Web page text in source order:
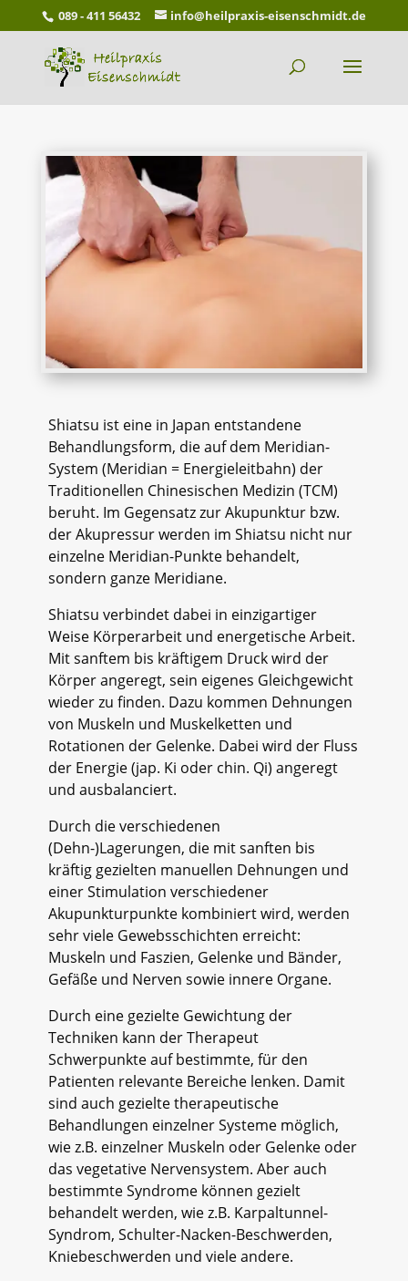
089 - 411 56432 info@heilpraxis-eisenschmidt.de
Shiatsu ist eine in Japan entstandene
Behandlungsform, die auf dem Meridian-
System (Meridian = Energieleitbahn) der
Traditionellen Chinesischen Medizin (TCM)
beruht. Im Gegensatz zur Akupunktur bzw.
der Akupressur werden im Shiatsu nicht nur
einzelne Meridian-Punkte behandelt,
sondern ganze Meridiane.
Shiatsu verbindet dabei in einzigartiger
Weise Körperarbeit und energetische Arbeit.
Mit sanftem bis kräftigem Druck wird der
Körper angeregt, sein eigenes Gleichgewicht
wieder zu finden. Dazu kommen Dehnungen
von Muskeln und Muskelketten und
Rotationen der Gelenke. Dabei wird der Fluss
der Energie (jap. Ki oder chin. Qi) angeregt
und ausbalanciert.
Durch die verschiedenen
(Dehn-)Lagerungen, die mit sanften bis
kräftig gezielten manuellen Dehnungen und
einer Stimulation verschiedener
Akupunkturpunkte kombiniert wird, werden
sehr viele Gewebsschichten erreicht:
Muskeln und Faszien, Gelenke und Bänder,
Gefäße und Nerven sowie innere Organe.
Durch eine gezielte Gewichtung der
Techniken kann der Therapeut
Schwerpunkte auf bestimmte, für den
Patienten relevante Bereiche lenken. Damit
sind auch gezielte therapeutische
Behandlungen einzelner Systeme möglich,
wie z.B. einzelner Muskeln oder Gelenke oder
das vegetative Nervensystem. Aber auch
bestimmte Syndrome können gezielt
behandelt werden, wie z.B. Karpaltunnel-
Syndrom, Schulter-Nacken-Beschwerden,
Kniebeschwerden und viele andere.